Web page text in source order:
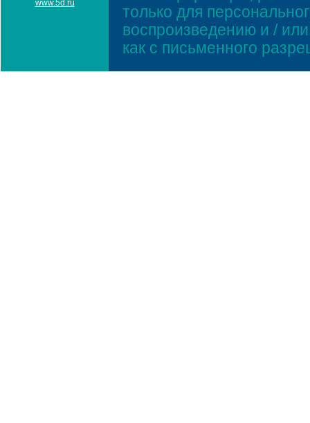
www.5d.ru
только для
воспроизведению и /
как с письменного